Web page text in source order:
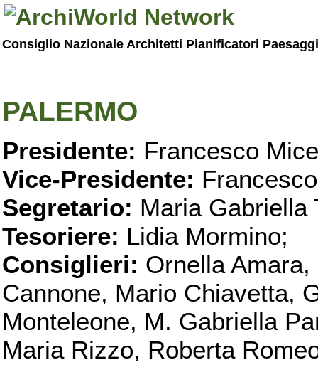
Consiglio Nazionale Architetti Pianificatori
PALERMO
Presidente: Francesco
Vice-Presidente:
Segretario: Maria Gabriella
Tesoriere: Lidia Mormino;
Consiglieri: Ornella
Cannone, Mario Chiavetta,
Monteleone, M. Gabriella
Maria Rizzo, Roberta